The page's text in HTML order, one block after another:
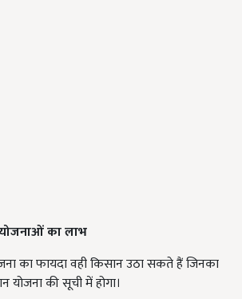
का लाभ
का फायदा वही किसान उठा सकते हैं जिनका
योजना की सूची में होगा।